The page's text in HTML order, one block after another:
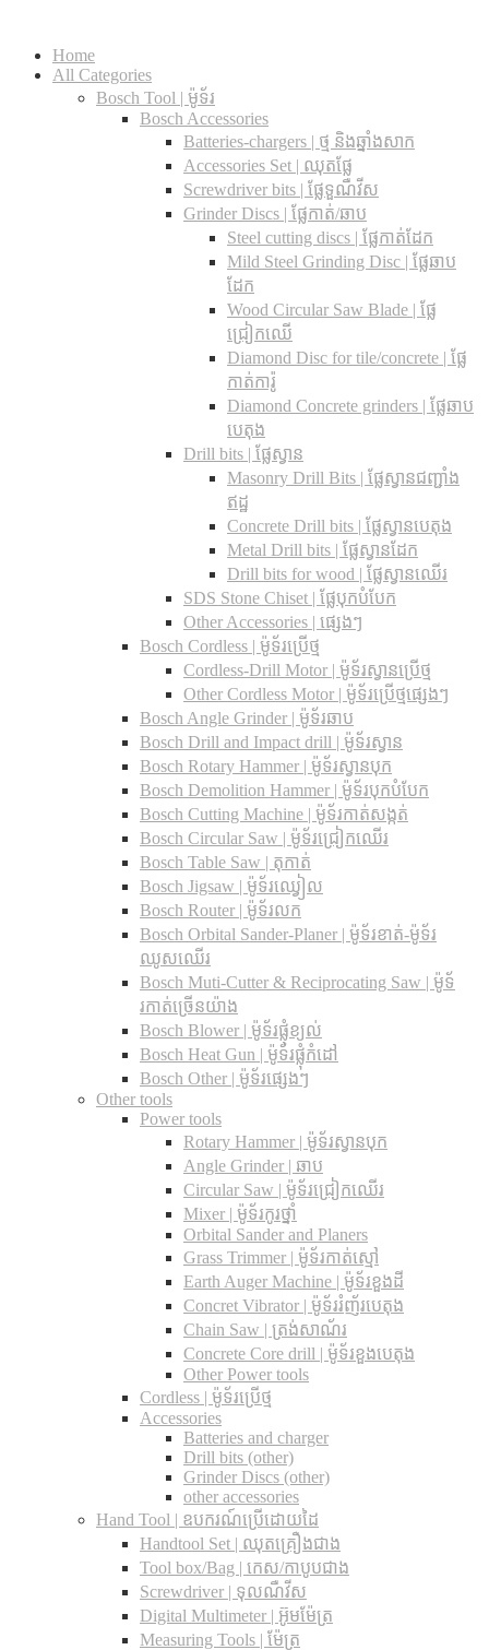
Home
All Categories
Bosch Tool | ម៉ូទ័រ
Bosch Accessories
Batteries-chargers | ថ្ម និងឆ្នាំងសាក
Accessories Set | ឈុតផ្លែ
Screwdriver bits | ផ្លែទួណឺវីស
Grinder Discs |​ ផ្លែកាត់/ឆាប
Steel cutting discs |​ ផ្លែកាត់ដែក
Mild Steel Grinding Disc | ផ្លែឆាប
ដែក
Wood Circular Saw Blade | ផ្លែ
ជ្រៀកឈើ
Diamond Disc for tile/concrete​ | ផ្លែ
កាត់ការ៉ូ
Diamond Concrete grinders | ផ្លែឆាប
បេតុង
Drill bits |​ ផ្លែស្វាន
Masonry Drill Bits |​ ផ្លែស្វានជញ្ជាំង
ឥដ្ឋ
Concrete Drill bits |​ ផ្លែស្វានបេតុង
Metal Drill bits |​ ផ្លែស្វានដែក
Drill bits for wood |​ ផ្លែស្វានឈើរ
SDS Stone Chiset |​ ផ្លែបុកបំបែក
Other Accessories | ផ្សេងៗ
Bosch Cordless | ម៉ូទ័រប្រើថ្ម
Cordless-Drill Motor | ម៉ូទ័រស្វានប្រើថ្ម
Other Cordless Motor | ម៉ូទ័រប្រើថ្មផ្សេងៗ
Bosch Angle Grinder | ម៉ូទ័រឆាប
Bosch Drill and Impact drill | ម៉ូទ័រស្វាន
Bosch Rotary Hammer | ម៉ូទ័រស្វានបុក
Bosch Demolition Hammer | ម៉ូទ័របុកបំបែក
Bosch Cutting Machine | ម៉ូទ័រកាត់សង្កត់
Bosch Circular Saw | ម៉ូទ័រជ្រៀកឈើរ
Bosch Table Saw | តុកាត់
Bosch Jigsaw | ម៉ូទ័រឈ្វៀល
Bosch Router | ម៉ូទ័រលក
Bosch Orbital Sander-Planer​ | ម៉ូទ័រខាត់-ម៉ូទ័រ
ឈូសឈើរ
Bosch Muti-Cutter & Reciprocating Saw​ | ម៉ូទ័
រកាត់ច្រើនយ៉ាង
Bosch Blower | ម៉ូទ័រផ្លុំខ្យល់
Bosch Heat Gun | ម៉ូទ័រផ្លុំកំដៅ
Bosch Other | ម៉ូទ័រផ្សេងៗ
Other tools
Power tools
Rotary Hammer | ម៉ូទ័រស្វានបុក
Angle Grinder | ឆាប
Circular Saw​ | ម៉ូទ័រជ្រៀកឈើរ
Mixer | ម៉ូទ័រកូរថ្នាំ
Orbital Sander and Planers
Grass Trimmer | ម៉ូទ័រកាត់ស្មៅ
Earth Auger Machine | ម៉ូទ័រខួងដី
Concret Vibrator | ម៉ូទ័ររំញ័របេតុង
Chain Saw | ត្រង់សាណ័រ
Concrete Core drill | ម៉ូទ័រខួងបេតុង
Other Power tools
Cordless​ | ម៉ូទ័រប្រើថ្ម
Accessories
Batteries and charger
Drill bits (other)
Grinder Discs (other)
other accessories
Hand Tool | ឧបករណ៍ប្រើដោយដៃ
Handtool Set | ឈុតគ្រឿងជាង
Tool box/Bag | កេស/កាបូបជាង
Screwdriver | ទុលណឺវីស
Digital Multimeter | អ៊ូមម៉ែត្រ
Measuring Tools | ម៉ែត្រ